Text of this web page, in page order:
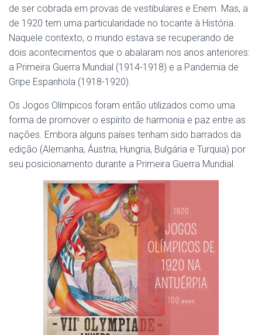
de ser cobrada em provas de vestibulares e Enem. Mas, a
de 1920 tem uma particularidade no tocante à História.
Naquele contexto, o mundo estava se recuperando de
dois acontecimentos que o abalaram nos anos anteriores:
a Primeira Guerra Mundial (1914-1918) e a Pandemia de
Gripe Espanhola (1918-1920).
Os Jogos Olímpicos foram então utilizados como uma
forma de promover o espírito de harmonia e paz entre as
nações. Embora alguns países tenham sido barrados da
edição (Alemanha, Áustria, Hungria, Bulgária e Turquia) por
seu posicionamento durante a Primeira Guerra Mundial.